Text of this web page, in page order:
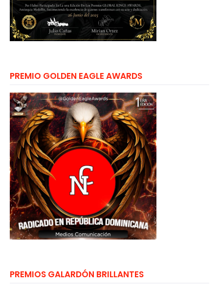
PREMIO GOLDEN EAGLE AWARDS
PREMIOS GALARDÓN BRILLANTES